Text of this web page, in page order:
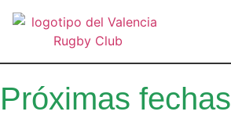
Próximas fechas